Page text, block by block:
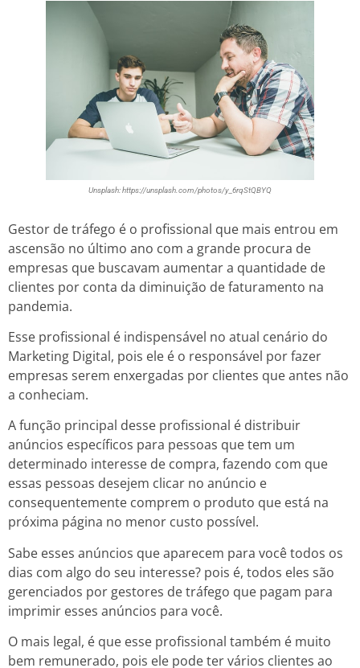
Unsplash: https://unsplash.com/photos/y_6rqStQBYQ
Gestor de tráfego é o profissional que mais entrou em
ascensão no último ano com a grande procura de
empresas que buscavam aumentar a quantidade de
clientes por conta da diminuição de faturamento na
pandemia.
Esse profissional é indispensável no atual cenário do
Marketing Digital, pois ele é o responsável por fazer
empresas serem enxergadas por clientes que antes não
a conheciam.
A função principal desse profissional é distribuir
anúncios específicos para pessoas que tem um
determinado interesse de compra, fazendo com que
essas pessoas desejem clicar no anúncio e
consequentemente comprem o produto que está na
próxima página no menor custo possível.
Sabe esses anúncios que aparecem para você todos os
dias com algo do seu interesse? pois é, todos eles são
gerenciados por gestores de tráfego que pagam para
imprimir esses anúncios para você.
O mais legal, é que esse profissional também é muito
bem remunerado, pois ele pode ter vários clientes ao